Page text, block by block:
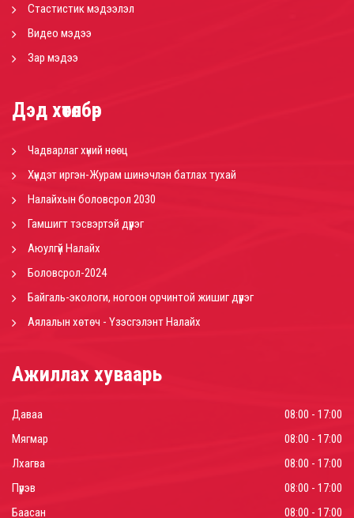
Стастистик мэдээлэл
Видео мэдээ
Зар мэдээ
Дэд хөтөлбөр
Чадварлаг хүний нөөц
Хүндэт иргэн-Журам шинэчлэн батлах тухай
Налайхын боловсрол 2030
Гамшигт тэсвэртэй дүүрэг
Аюулгүй Налайх
Боловсрол-2024
Байгаль-экологи, ногоон орчинтой жишиг дүүрэг
Аялалын хөтөч - Үзэсгэлэнт Налайх
Ажиллах хуваарь
Даваа
08:00 - 17:00
Мягмар
08:00 - 17:00
Лхагва
08:00 - 17:00
Пүрэв
08:00 - 17:00
Баасан
08:00 - 17:00